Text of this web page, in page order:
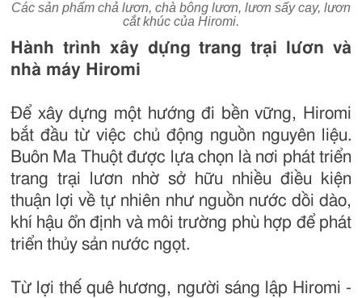
Các sản phẩm chả lươn, chà bông lươn, lươn sấy cay, lươn
cắt khúc của Hiromi.
Hành trình xây dựng trang trại lươn và
nhà máy Hiromi
Để xây dựng một hướng đi bền vững, Hiromi
bắt đầu từ việc chủ động nguồn nguyên liệu.
Buôn Ma Thuột được lựa chọn là nơi phát triển
trang trại lươn nhờ sở hữu nhiều điều kiện
thuận lợi về tự nhiên như nguồn nước dồi dào,
khí hậu ổn định và môi trường phù hợp để phát
triển thủy sản nước ngọt.
Từ lợi thế quê hương, người sáng lập Hiromi -